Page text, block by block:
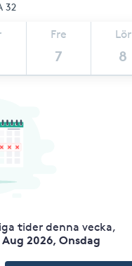
32
Fre
7
Lör
8
tider denna vecka,
Aug 2026, Onsdag